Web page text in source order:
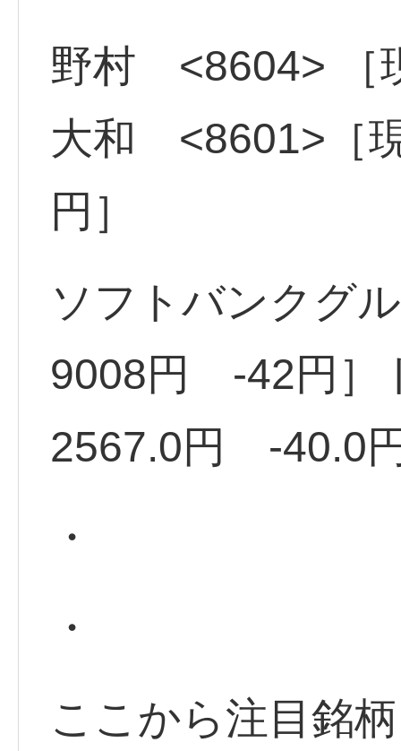
野村 <8604> ［
大和 <8601>［
円］
ソフトバンクグ
9008円 -42円］
2567.0円 -40.0
・
・
ここから注目銘柄